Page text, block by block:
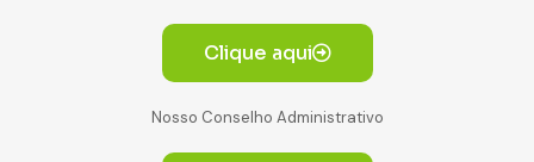
Clique aqui
Nosso Conselho Administrativo